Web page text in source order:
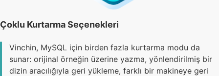
Çoklu Kurtarma Seçenekleri
Vinchin, MySQL için birden fazla kurtarma modu da
sunar: orijinal örneğin üzerine yazma, yönlendirilmiş bir
dizin aracılığıyla geri yükleme, farklı bir makineye geri